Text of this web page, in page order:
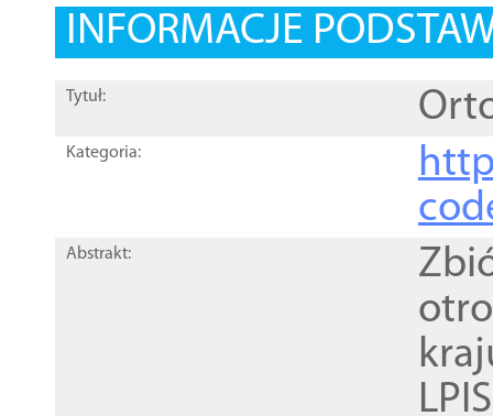
INFORMACJE
Tytuł:
Kategoria:
Abstrakt: